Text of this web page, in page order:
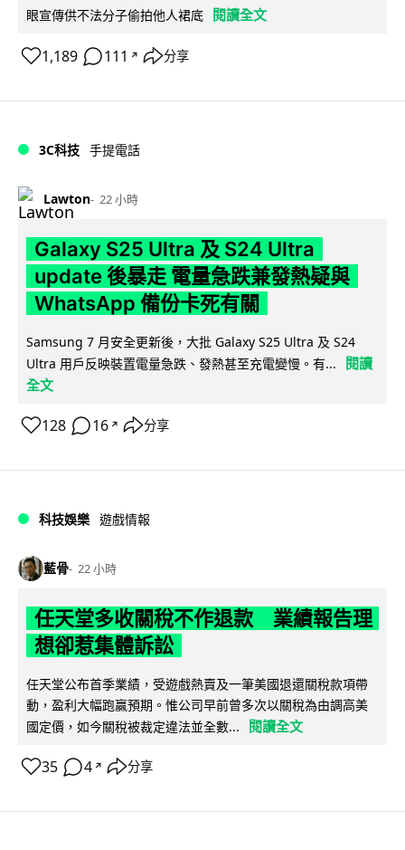
眼宣傳供不法分子偷拍他人裙底
閱讀全文
1,189 111 ↗ 分享
3C科技 手提電話
Lawton 22 小時
Galaxy S25 Ultra 及 S24 Ultra
update 後暴走 電量急跌兼發熱疑與
WhatsApp 備份卡死有關
Samsung 7 月安全更新後，大批 Galaxy S25 Ultra 及 S24
Ultra 用戶反映裝置電量急跌、發熱甚至充電變慢。有...
閱讀
全文
128 16 ↗ 分享
科技娛樂 遊戲情報
藍骨 22 小時
任天堂多收關稅不作退款 業績報告理
想卻惹集體訴訟
任天堂公布首季業績，受遊戲熱賣及一筆美國退還關稅款項帶
動，盈利大幅跑贏預期。惟公司早前曾多次以關稅為由調高美
國定價，如今關稅被裁定違法並全數...
閱讀全文
35 4 ↗ 分享